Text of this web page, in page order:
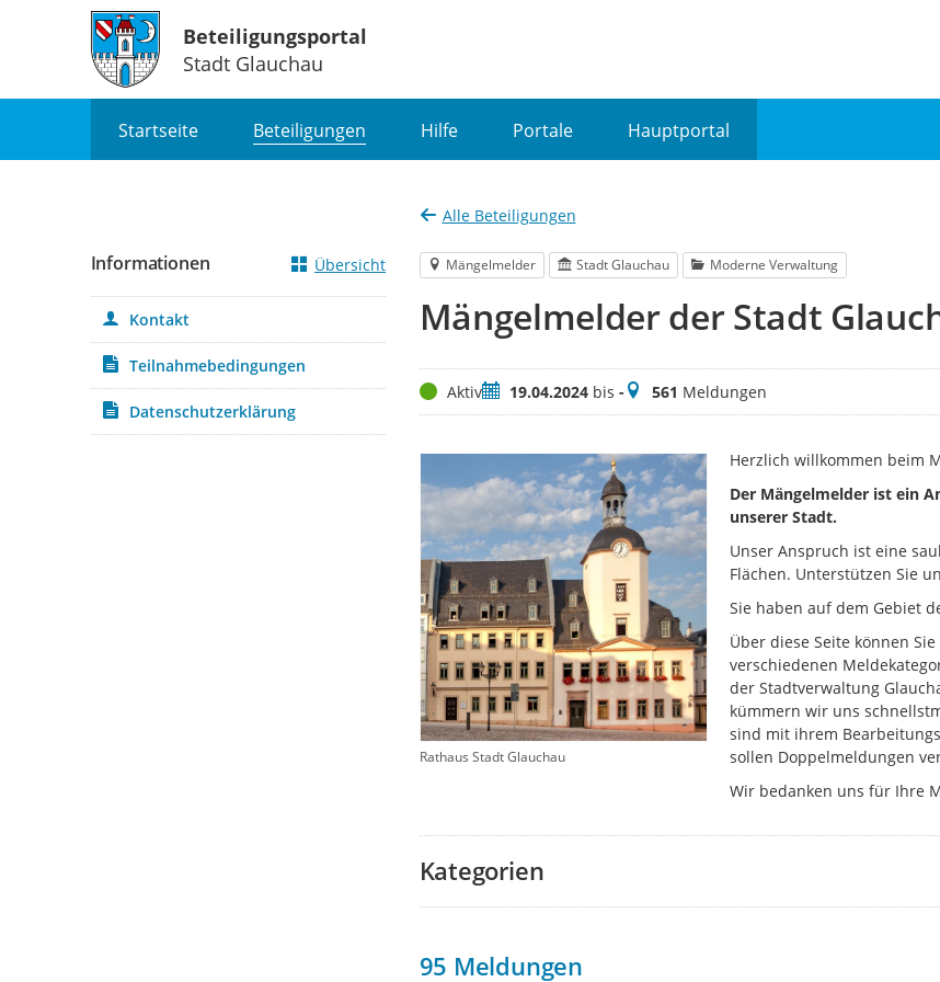
Beteiligungsportal
Stadt Glauchau
Startseite Beteiligungen Hilfe Portale Hauptportal
Alle Beteiligungen
Mängelmelder Stadt Glauchau Moderne Verwaltung
Mängelmelder der Stadt
StatusAktivZeitraum
19.04.2024bis -Meldungen
561 Meldungen
Rathaus Stadt Glauchau
Herzlich willkommen beim
Der Mängelmelder ist ein
unserer Stadt.
Unser Anspruch ist eine
Flächen. Unterstützen Sie
Sie haben auf dem Gebiet
Über diese Seite können
verschiedenen
der Stadtverwaltung
kümmern wir uns
sind mit ihrem
sollen Doppelmeldungen
Wir bedanken uns für Ihre
Kategorien
95 Meldungen
Informationen Übersicht
Kontakt
Teilnahmebedingungen
Datenschutzerklärung